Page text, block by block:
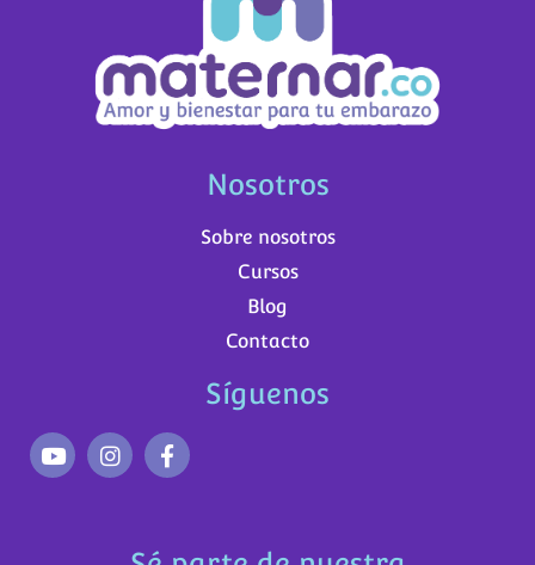
Nosotros
Sobre nosotros
Cursos
Blog
Contacto
Síguenos